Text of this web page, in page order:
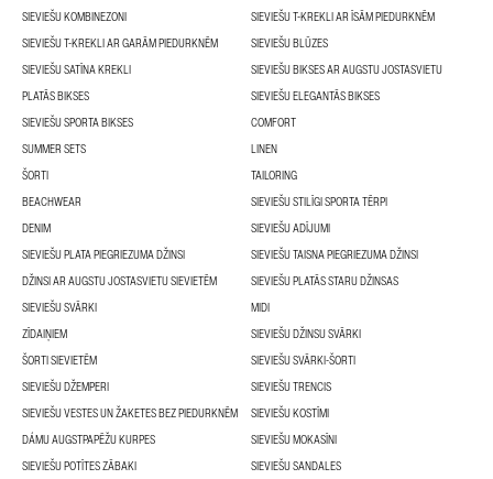
SIEVIEŠU KOMBINEZONI
SIEVIEŠU T-KREKLI AR ĪSĀM PIEDURKNĒM
SIEVIEŠU T-KREKLI AR GARĀM PIEDURKNĒM
SIEVIEŠU BLŪZES
SIEVIEŠU SATĪNA KREKLI
SIEVIEŠU BIKSES AR AUGSTU JOSTASVIETU
PLATĀS BIKSES
SIEVIEŠU ELEGANTĀS BIKSES
SIEVIEŠU SPORTA BIKSES
COMFORT
SUMMER SETS
LINEN
ŠORTI
TAILORING
BEACHWEAR
SIEVIEŠU STILĪGI SPORTA TĒRPI
DENIM
SIEVIEŠU ADĪJUMI
SIEVIEŠU PLATA PIEGRIEZUMA DŽINSI
SIEVIEŠU TAISNA PIEGRIEZUMA DŽINSI
DŽINSI AR AUGSTU JOSTASVIETU SIEVIETĒM
SIEVIEŠU PLATĀS STARU DŽINSAS
SIEVIEŠU SVĀRKI
MIDI
ZĪDAIŅIEM
SIEVIEŠU DŽINSU SVĀRKI
ŠORTI SIEVIETĒM
SIEVIEŠU SVĀRKI-ŠORTI
SIEVIEŠU DŽEMPERI
SIEVIEŠU TRENCIS
SIEVIEŠU VESTES UN ŽAKETES BEZ PIEDURKNĒM
SIEVIEŠU KOSTĪMI
DÁMU AUGSTPAPĒŽU KURPES
SIEVIEŠU MOKASĪNI
SIEVIEŠU POTĪTES ZĀBAKI
SIEVIEŠU SANDALES